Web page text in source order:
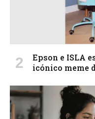
Epson e ISLA
icónico meme